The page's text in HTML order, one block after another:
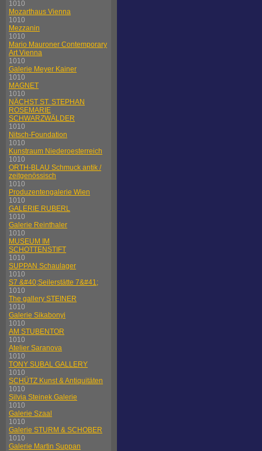
1010
Mozarthaus Vienna
1010
Mezzanin
1010
Mario Mauroner Contemporary
Art Vienna
1010
Galerie Meyer Kainer
1010
MAGNET
1010
NÄCHST ST. STEPHAN
ROSEMARIE
SCHWARZWÄLDER
1010
Nitsch-Foundation
1010
Kunstraum Niederoesterreich
1010
ORTH-BLAU Schmuck antik /
zeitgenössisch
1010
Produzentengalerie Wien
1010
GALERIE RUBERL
1010
Galerie Reinthaler
1010
MUSEUM IM
SCHOTTENSTIFT
1010
SUPPAN Schaulager
1010
S7 &#40;Seilerstätte 7&#41;
1010
The gallery STEINER
1010
Galerie Sikabonyi
1010
AM STUBENTOR
1010
Atelier Saranova
1010
TONY SUBAL GALLERY
1010
SCHÜTZ Kunst & Antiquitäten
1010
Silvia Steinek Galerie
1010
Galerie Szaal
1010
Galerie STURM & SCHOBER
1010
Galerie Martin Suppan